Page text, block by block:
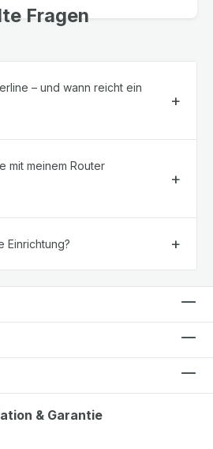
Fragen
– und wann reicht ein
mit meinem Router
Einrichtung?
& Garantie